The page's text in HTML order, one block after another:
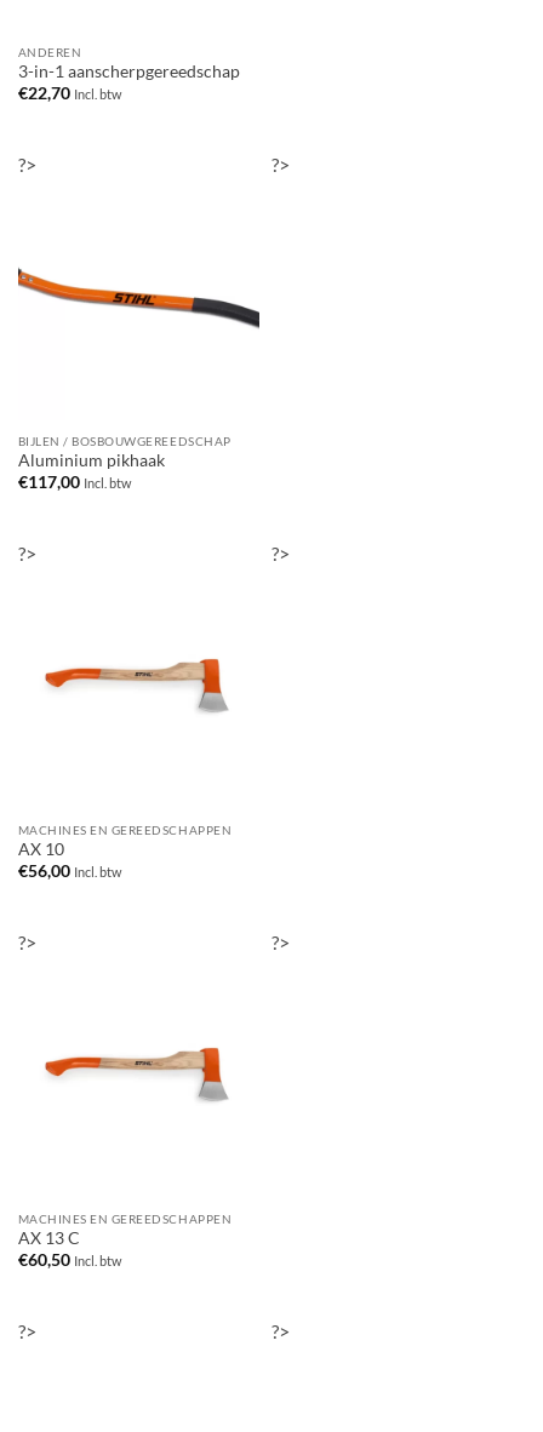
ANDEREN
3-in-1 aanscherpgereedschap
€22,70 Incl. btw
?>
BIJLEN / BOSBOUWGEREEDSCHAP
Aluminium pikhaak
€117,00 Incl. btw
?>
?>
MACHINES EN GEREEDSCHAPPEN
AX 10
€56,00 Incl. btw
?>
?>
MACHINES EN GEREEDSCHAPPEN
AX 13 C
€60,50 Incl. btw
?>
?> ?>